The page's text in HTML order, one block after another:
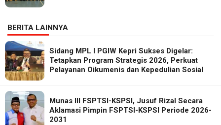
BERITA LAINNYA
Sidang MPL I PGIW Kepri Sukses Digelar:
Tetapkan Program Strategis 2026, Perkuat
Pelayanan Oikumenis dan Kepedulian Sosial
Munas III FSPTSI-KSPSI, Jusuf Rizal Secara
Aklamasi Pimpin FSPTSI-KSPSI Periode 2026-
2031